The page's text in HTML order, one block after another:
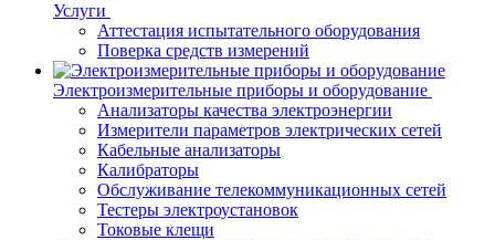
Услуги
Аттестация испытательного оборудования
Поверка средств измерений
Электроизмерительные приборы и оборудование
Анализаторы качества электроэнергии
Измерители параметров электрических сетей
Кабельные анализаторы
Калибраторы
Обслуживание телекоммуникационных сетей
Тестеры электроустановок
Токовые клещи